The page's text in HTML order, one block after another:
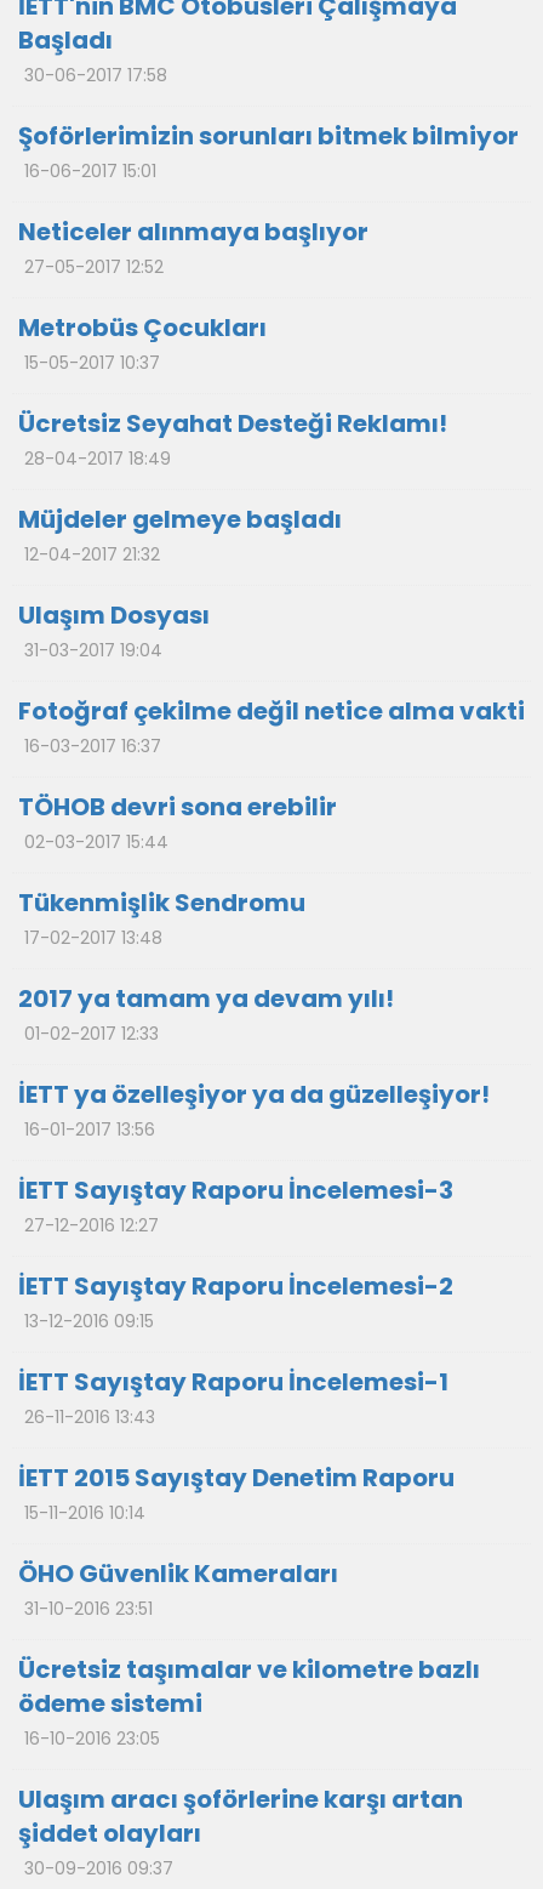
Başladı
30-06-2017 17:58
Şoförlerimizin sorunları bitmek bilmiyor
16-06-2017 15:01
Neticeler alınmaya başlıyor
27-05-2017 12:52
Metrobüs Çocukları
15-05-2017 10:37
Ücretsiz Seyahat Desteği Reklamı!
28-04-2017 18:49
Müjdeler gelmeye başladı
12-04-2017 21:32
Ulaşım Dosyası
31-03-2017 19:04
Fotoğraf çekilme değil netice alma vakti
16-03-2017 16:37
TÖHOB devri sona erebilir
02-03-2017 15:44
Tükenmişlik Sendromu
17-02-2017 13:48
2017 ya tamam ya devam yılı!
01-02-2017 12:33
İETT ya özelleşiyor ya da güzelleşiyor!
16-01-2017 13:56
İETT Sayıştay Raporu İncelemesi-3
27-12-2016 12:27
İETT Sayıştay Raporu İncelemesi-2
13-12-2016 09:15
İETT Sayıştay Raporu İncelemesi-1
26-11-2016 13:43
İETT 2015 Sayıştay Denetim Raporu
15-11-2016 10:14
ÖHO Güvenlik Kameraları
31-10-2016 23:51
Ücretsiz taşımalar ve kilometre bazlı
ödeme sistemi
16-10-2016 23:05
Ulaşım aracı şoförlerine karşı artan
şiddet olayları
30-09-2016 09:37